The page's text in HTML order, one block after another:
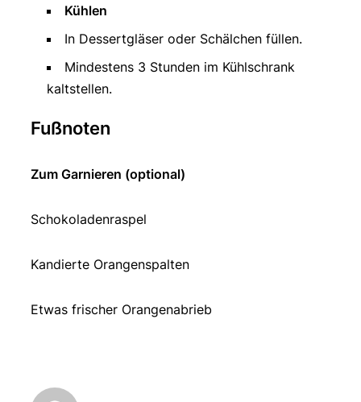
Kühlen
In Dessertgläser oder Schälchen füllen.
Mindestens 3 Stunden im Kühlschrank
kaltstellen.
Fußnoten
Zum Garnieren (optional)
Schokoladenraspel
Kandierte Orangenspalten
Etwas frischer Orangenabrieb